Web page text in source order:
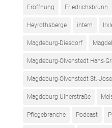
Eröffnung Friedrichsbrunn
Heyrothsberge intern
Magdeburg-Diesdorf
Magdeburg-Olvenstedt Hans-
Magdeburg-Olvenstedt St.-
Magdeburg Ulnerstraße
Pflegebranche Podcast